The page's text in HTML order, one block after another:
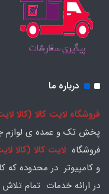
درباره ما
فروشگاه لایت کالا (کالا
پخش تک و عمده ی لوازم
فروشگاه لایت کالا (کالا
در ارائه خدمات تمام